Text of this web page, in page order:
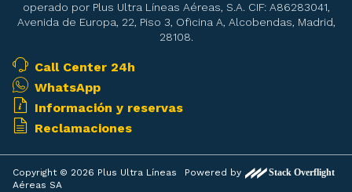
Condiciones de la reserva de asientos
Condiciones del Transporte
Mascotas
Armas deportivas
Equipajes especiales
Franquicia de equipaje
Embarazadas
Pasajeros en camilla
Pasajeros con necesidades de oxigeno durante el vuelo
operado por Plus Ultra Líneas Aéreas, S.A. CIF: A86283041,
Avenida de Europa, 22, Piso 3, Oficina A, Alcobendas, Madrid,
28108.
Call Center 24h
WhatsApp
Información y reservas
Reclamaciones
Copyright © 2026 Plus Ultra Líneas
Aéreas SA
Powered by